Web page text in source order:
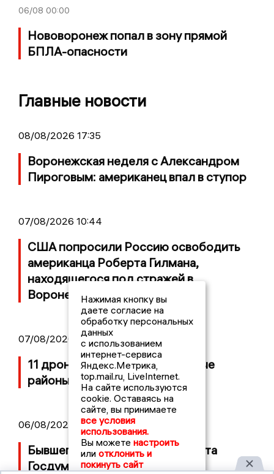
06/08 00:00
Нововоронеж попал в зону прямой
БПЛА-опасности
Главные новости
08/08/2026 17:35
Воронежская неделя с Александром
Пироговым: американец впал в ступор
07/08/2026 10:44
США попросили Россию освободить
американца Роберта Гилмана,
находящегося под стражей в
Воронежской области
07/08/2026 07:06
11 дронов ВСУ атаковали разные
районы Воронежской области
06/08/2026 09:39
Бывшего воронежского депутата
Госдумы объявили в розыск
Нажимая кнопку вы
даете согласие на
обработку персональных
данных
с использованием
интернет-сервиса
Яндекс.Метрика,
top.mail.ru, LiveInternet.
На сайте используются
cookie. Оставаясь на
сайте, вы принимаете
все условия
использования.
Вы можете настроить
или отклонить и
покинуть сайт